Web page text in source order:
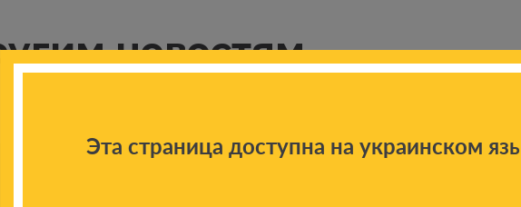
новостям
Эта страница доступна на украинском